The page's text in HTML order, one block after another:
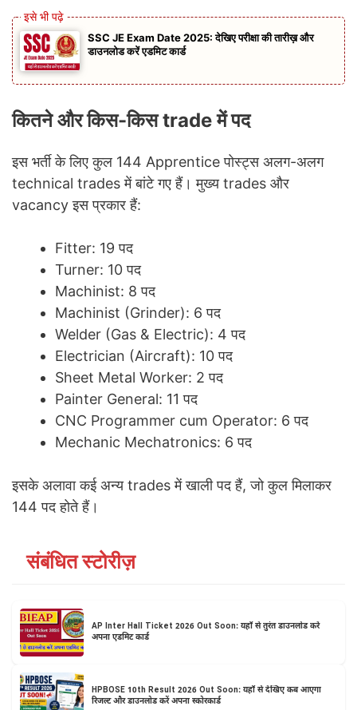
SSC JE Exam Date 2025: देखिए परीक्षा की तारीख़ और
डाउनलोड करें एडमिट कार्ड
कितने और किस-किस trade में पद
इस भर्ती के लिए कुल 144 Apprentice पोस्ट्स अलग-अलग
technical trades में बांटे गए हैं। मुख्य trades और
vacancy इस प्रकार हैं:
Fitter: 19 पद
Turner: 10 पद
Machinist: 8 पद
Machinist (Grinder): 6 पद
Welder (Gas & Electric): 4 पद
Electrician (Aircraft): 10 पद
Sheet Metal Worker: 2 पद
Painter General: 11 पद
CNC Programmer cum Operator: 6 पद
Mechanic Mechatronics: 6 पद
इसके अलावा कई अन्य trades में खाली पद हैं, जो कुल मिलाकर
144 पद होते हैं।
संबंधित स्टोरीज़
AP Inter Hall Ticket 2026 Out Soon: यहाँ से तुरंत डाउनलोड करें
अपना एडमिट कार्ड
HPBOSE 10th Result 2026 Out Soon: यहॉं से देखिए कब आएगा
रिजल्ट और डाउनलोड करें अपना स्कोरकार्ड